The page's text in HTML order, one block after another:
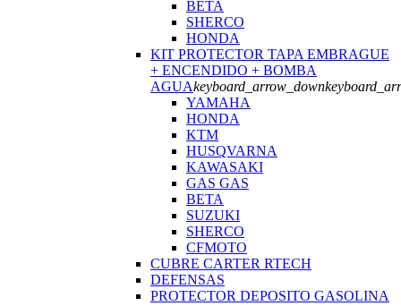
BETA
SHERCO
HONDA
KIT PROTECTOR TAPA EMBRAGUE
+ ENCENDIDO + BOMBA
AGUAkeyboard_arrow_down
YAMAHA
HONDA
KTM
HUSQVARNA
KAWASAKI
GAS GAS
BETA
SUZUKI
SHERCO
CFMOTO
CUBRE CARTER RTECH
DEFENSAS
PROTECTOR DEPOSITO GASOLINA